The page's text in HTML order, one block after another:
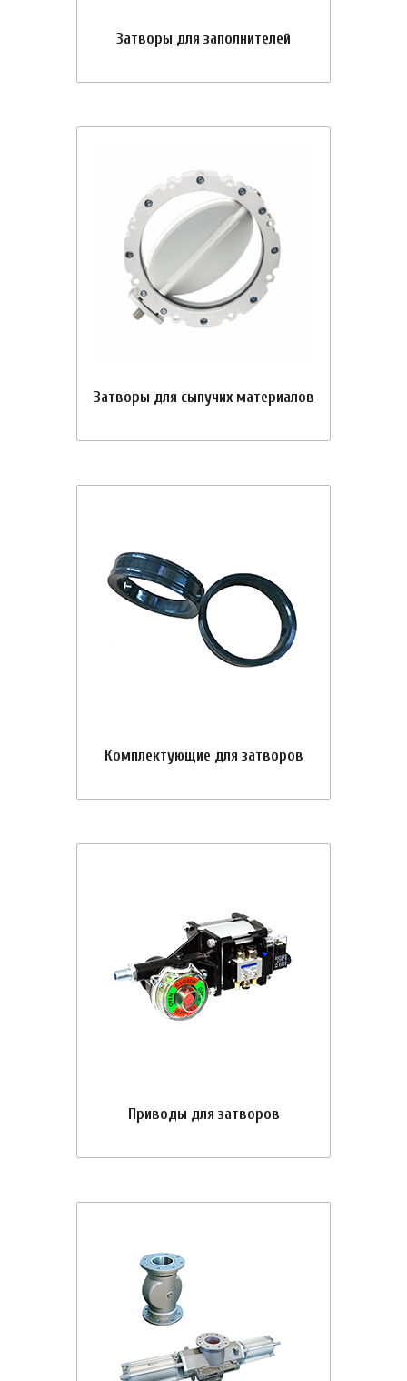
Затворы для заполнителей
Затворы для сыпучих материалов
Комплектующие для затворов
Приводы для затворов